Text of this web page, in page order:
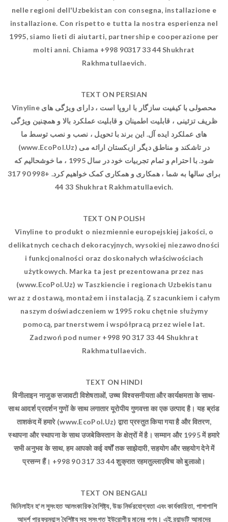
nelle regioni dell'Uzbekistan con consegna, installazione e
installazione. Con rispetto e tutta la nostra esperienza nel
1995, siamo lieti di aiutarti, partnership e cooperazione per
molti anni. Chiama +998 90317 33 44 Shukhrat
Rakhmatullaevich.
TEXT ON PERSIAN
Vinyline محصولی با کیفیت سازگار با اروپا است ، دارای ویژگی های
ظریف تزئینی ، قابلیت اطمینان و قابلیت عملکرد بالا و همچنین ویژگی
های عملکرد ایده آل. این برند با تحویل ، نصب و نصب توسط ما
(www.EcoPol.Uz) در تاشکند و مناطق دیگر ازبکستان ارائه می
شود. با احترام و تمام تجربیات خود در سال 1995 ، ما خوشحالیم که
برای سالها به شما ، همکاری و همکاری کمک خواهیم کرد. +998 90 317
33 44 Shukhrat Rakhmatullaevich.
TEXT ON POLISH
Vinyline to produkt o niezmiennie europejskiej jakości, o
delikatnych cechach dekoracyjnych, wysokiej niezawodności
i funkcjonalności oraz doskonałych właściwościach
użytkowych. Marka ta jest prezentowana przez nas
(www.EcoPol.Uz) w Taszkiencie i regionach Uzbekistanu
wraz z dostawą, montażem i instalacją. Z szacunkiem i całym
naszym doświadczeniem w 1995 roku chętnie służymy
pomocą, partnerstwem i współpracą przez wiele lat.
Zadzwoń pod numer +998 90 317 33 44 Shukhrat
Rakhmatullaevich.
TEXT ON HINDI
विनीलाइन नाजुक सजावटी विशेषताओं, उच्च विश्वसनीयता और कार्यक्षमता के साथ-
साथ आदर्श प्रदर्शन गुणों के साथ लगातार यूरोपीय गुणवत्ता का एक उत्पाद है। यह ब्रांड
ताशकंद में हमारे (www.EcoPol.Uz) द्वारा प्रस्तुत किया गया है और वितरण,
स्थापना और स्थापना के साथ उजबेकिस्तान के क्षेत्रों में है। सम्मान और 1995 में हमारे
सभी अनुभव के साथ, हम आपको कई वर्षों तक साझेदारी, सहयोग और सहयोग देने में
प्रसन्न हैं। +998 90 317 33 44 शुक्रात रहमतुल्लाएविच को बुलाओ।
TEXT ON BENGALI
ভিনিলাইন হ'ল সুসংহত আলংকারিক বৈশিষ্ট্য, উচ্চ নির্ভরযোগ্যতা এবং কার্যকারিতা, পাশাপাশি
আদর্শ পারফরম্যান্স বৈশিষ্ট্য সহ সুসংগত ইউরোপীয় মানের পণ্য। এই ব্র্যান্ডটি আমাদের